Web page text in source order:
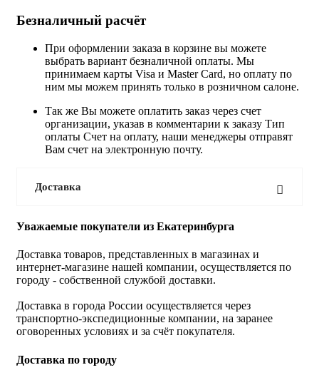
Безналичный расчёт
При оформлении заказа в корзине вы можете
выбрать вариант безналичной оплаты. Мы
принимаем карты Visa и Master Card, но оплату по
ним мы можем принять только в розничном салоне.
Так же Вы можете оплатить заказ через счет
организации, указав в комментарии к заказу Тип
оплаты Счет на оплату, наши менеджеры отправят
Вам счет на электронную почту.
Доставка
Уважаемые покупатели из Екатеринбурга
Доставка товаров, представленных в магазинах и
интернет-магазине нашей компании, осуществляется по
городу - собственной службой доставки.
Доставка в города России осуществляется через
транспортно-экспедиционные компании, на заранее
оговоренных условиях и за счёт покупателя.
Доставка по городу